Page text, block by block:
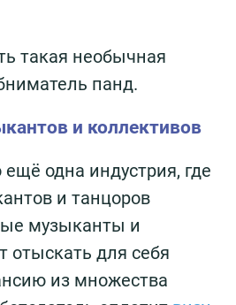
такая необычная
панд.
и коллективов
одна индустрия, где
и танцоров
музыканты и
отыскать для себя
из множества